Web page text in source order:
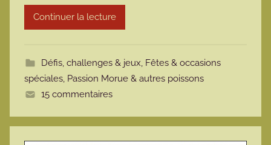
r
t
e
Continuer la lecture
Défis, challenges & jeux, Fêtes & occasions
spéciales, Passion Morue & autres poissons
15 commentaires